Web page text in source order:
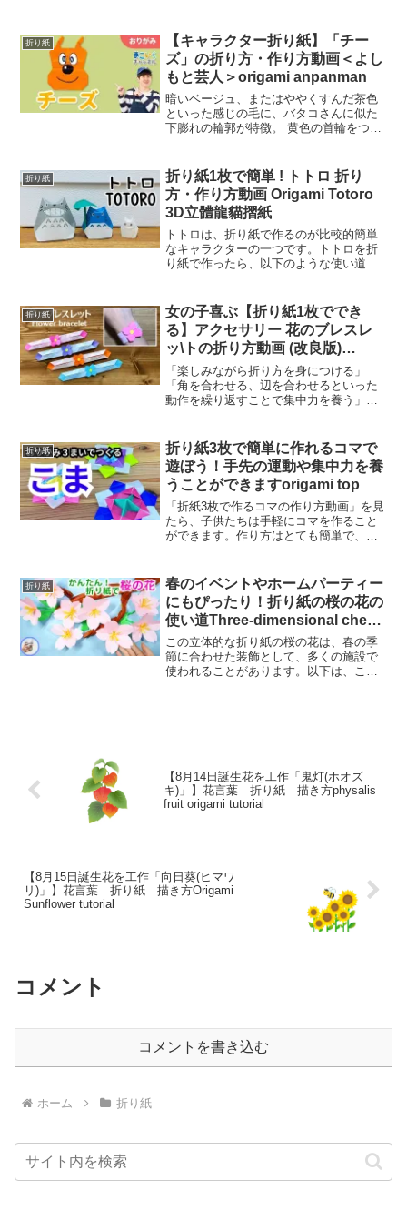
物ばかりで、バリエーションに困ってい
ませんか？そんな中で...
折り紙
【キャラクター折り紙】「チー
ズ」の折り方・作り方動画＜よし
もと芸人＞origami anpanman
暗いベージュ、またはややくすんだ茶色
といった感じの毛に、バタコさんに似た
下膨れの輪郭が特徴。 黄色の首輪をつけ
る日森の中で泣いているところを、まだ
子供だったアンパンマン...
折り紙
折り紙1枚で簡単 ! トトロ 折り
方・作り方動画 Origami Totoro
3D立體龍貓摺紙
トトロは、折り紙で作るのが比較的簡単
なキャラクターの一つです。トトロを折
り紙で作ったら、以下のような使い道が
て飾ると、とてもかわいらしくなりま
す。特に、トトロは日本を...
折り紙
女の子喜ぶ【折り紙1枚ででき
る】アクセサリー 花のブレスレ
ッ\トの折り方動画 (改良版)
Origami Bracele
「楽しみながら折り方を身につける」
「角を合わせる、辺を合わせるといった
動作を繰り返すことで集中力を養う」
スの状況によっては、「友だち同士教え
合い、完成の喜びを分かち合...
折り紙
折り紙3枚で簡単に作れるコマで
遊ぼう！手先の運動や集中力を養
うことができますorigami top
「折紙3枚で作るコマの作り方動画」を見
たら、子供たちは手軽にコマを作ること
ができます。作り方はとても簡単で、用
とで手先を使う運動ができ、長く回るか
どうかを競うことで、...
折り紙
春のイベントやホームパーティー
にもぴったり！折り紙の桜の花の
使い道Three-dimensional cherry
blossoms made with origami
この立体的な折り紙の桜の花は、春の季
節に合わせた装飾として、多くの施設で
使われることがあります。以下は、この
【8月14日誕生花を工作「鬼灯(ホオズ
キ)」】花言葉 折り紙 描き方physalis
fruit origami tutorial
【8月15日誕生花を工作「向日葵(ヒマワ
リ)」】花言葉 折り紙 描き方Origami
Sunflower tutorial
コメント
コメントを書き込む
ホーム 折り紙